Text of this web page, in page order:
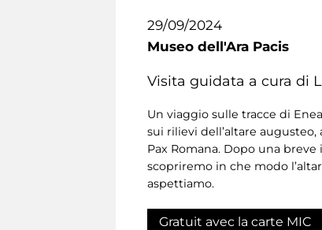
29/09/2024
Museo dell'Ara Pacis
Visita guidata a cura di
Un viaggio sulle tracce di
sui rilievi dell’altare
Pax Romana. Dopo una
scopriremo in che modo
aspettiamo.
Gratuit avec la carte MIC